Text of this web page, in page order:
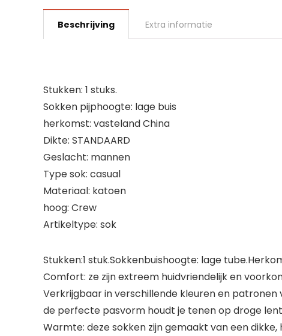
Beschrijving Extra informatie
Stukken: 1 stuks.
Sokken pijphoogte: lage buis
herkomst: vasteland China
Dikte: STANDAARD
Geslacht: mannen
Type sok: casual
Materiaal: katoen
hoog: Crew
Artikeltype: sok
Stukken:1 stuk.Sokkenbuishoogte: lage
Comfort: ze zijn extreem huidvriendelijk en
Verkrijgbaar in verschillende kleuren en
de perfecte pasvorm houdt je tenen op droge
Warmte: deze sokken zijn gemaakt van een